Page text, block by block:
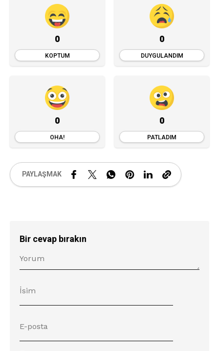
0
KOPTUM
0
DUYGULANDIM
0
OHA!
0
PATLADIM
PAYLAŞMAK
Bir cevap bırakın